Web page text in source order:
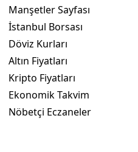
Manşetler Sayfası
İstanbul Borsası
Döviz Kurları
Altın Fiyatları
Kripto Fiyatları
Ekonomik Takvim
Nöbetçi Eczaneler